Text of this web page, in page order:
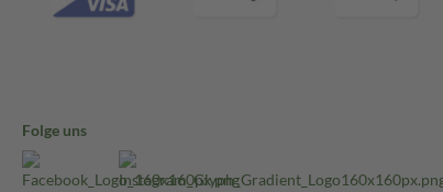
Folge uns